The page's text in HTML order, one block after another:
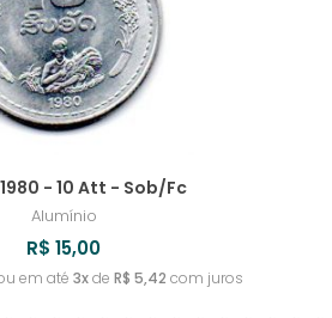
- 10 Att - Sob/Fc
Alumínio
R$ 15,00
em até 3xde R$ 5,42 com juros